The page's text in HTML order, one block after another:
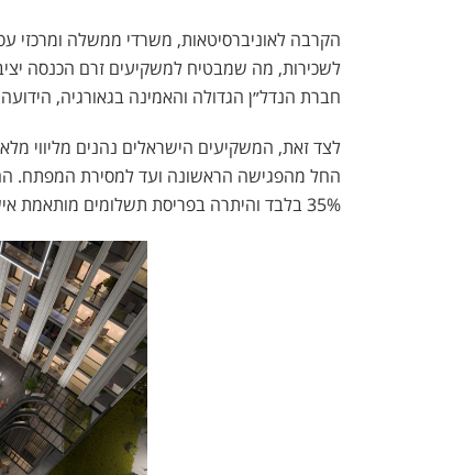
הקרבה לאוניברסיטאות, משרדי ממשלה ומרכזי
חברת הנדל״ן הגדולה והאמינה בגאורגיה,
לצד זאת, המשקיעים הישראלים נהנים מליווי
החל מהפגישה הראשונה ועד למסירת המפתח.
35% בלבד והיתרה בפריסת תשלומים מותאמת אישית.